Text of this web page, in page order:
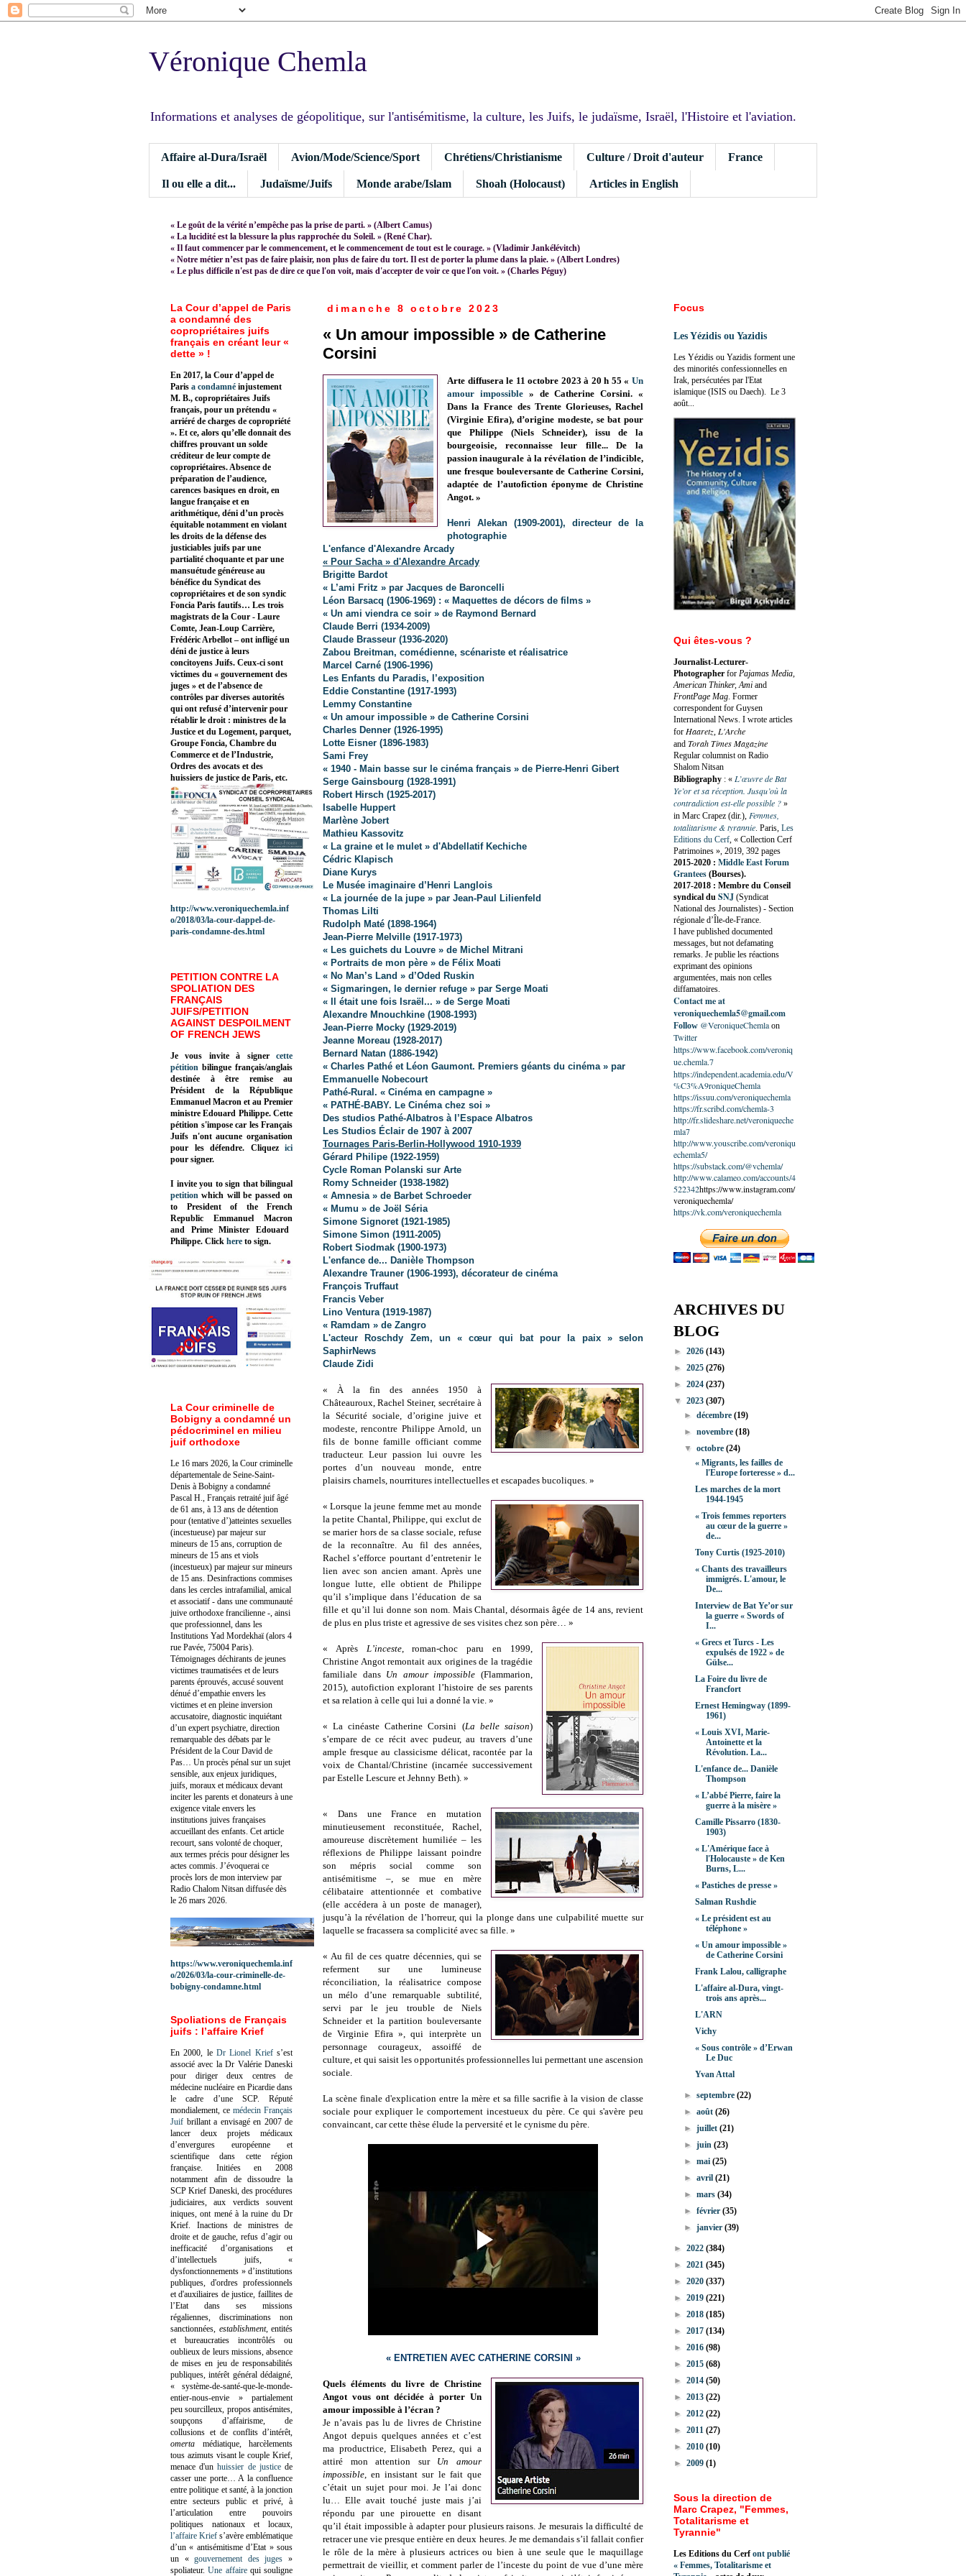
Véronique Chemla
Informations et analyses de géopolitique, sur l'antisémitisme, la culture, les Juifs, le judaïsme, Israël, l'Histoire et l'aviation.
Affaire al-Dura/Israël Avion/Mode/Science/Sport Chrétiens/Christianisme Culture / Droit d'auteur France
Il ou elle a dit... Judaïsme/Juifs Monde arabe/Islam Shoah (Holocaust) Articles in English
« Le goût de la vérité n’empêche pas la prise de parti. » (Albert Camus)
« La lucidité est la blessure la plus rapprochée du Soleil. » (René Char).
« Il faut commencer par le commencement, et le commencement de tout est le courage. » (Vladimir Jankélévitch)
« Notre métier n’est pas de faire plaisir, non plus de faire du tort. Il est de porter la plume dans la plaie. » (Albert Londres)
« Le plus difficile n'est pas de dire ce que l'on voit, mais d'accepter de voir ce que l'on voit. » (Charles Péguy)
dimanche 8 octobre 2023
« Un amour impossible » de Catherine
Corsini
Arte diffusera le 11 octobre 2023 à 20 h 55 « Un
amour impossible » de Catherine Corsini. «
Dans la France des Trente Glorieuses, Rachel
(Virginie Efira), d’origine modeste, se bat pour
que Philippe (Niels Schneider), issu de la
bourgeoisie, reconnaisse leur fille... De la
passion inaugurale à la révélation de l’indicible,
une fresque bouleversante de Catherine Corsini,
adaptée de l’autofiction éponyme de Christine
Angot. »
Henri Alekan (1909-2001), directeur de la
photographie
L'enfance d'Alexandre Arcady
« Pour Sacha » d'Alexandre Arcady
Brigitte Bardot
« L’ami Fritz » par Jacques de Baroncelli
Léon Barsacq (1906-1969) : « Maquettes de décors de films »
« Un ami viendra ce soir » de Raymond Bernard
Claude Berri (1934-2009)
Claude Brasseur (1936-2020)
Zabou Breitman, comédienne, scénariste et réalisatrice
Marcel Carné (1906-1996)
Les Enfants du Paradis, l’exposition
Eddie Constantine (1917-1993)
Lemmy Constantine
« Un amour impossible » de Catherine Corsini
Charles Denner (1926-1995)
Lotte Eisner (1896-1983)
Sami Frey
« 1940 - Main basse sur le cinéma français » de Pierre-Henri Gibert
Serge Gainsbourg (1928-1991)
Robert Hirsch (1925-2017)
Isabelle Huppert
Marlène Jobert
Mathieu Kassovitz
« La graine et le mulet » d'Abdellatif Kechiche
Cédric Klapisch
Diane Kurys
Le Musée imaginaire d’Henri Langlois
« La journée de la jupe » par Jean-Paul Lilienfeld
Thomas Lilti
Rudolph Maté (1898-1964)
Jean-Pierre Melville (1917-1973)
« Les guichets du Louvre » de Michel Mitrani
« Portraits de mon père » de Félix Moati
« No Man’s Land » d’Oded Ruskin
« Sigmaringen, le dernier refuge » par Serge Moati
« Il était une fois Israël... » de Serge Moati
Alexandre Mnouchkine (1908-1993)
Jean-Pierre Mocky (1929-2019)
Jeanne Moreau (1928-2017)
Bernard Natan (1886-1942)
« Charles Pathé et Léon Gaumont. Premiers géants du cinéma » par
Emmanuelle Nobecourt
Pathé-Rural. « Cinéma en campagne »
« PATHÉ-BABY. Le Cinéma chez soi »
Des studios Pathé-Albatros à l’Espace Albatros
Les Studios Éclair de 1907 à 2007
Tournages Paris-Berlin-Hollywood 1910-1939
Gérard Philipe (1922-1959)
Cycle Roman Polanski sur Arte
Romy Schneider (1938-1982)
« Amnesia » de Barbet Schroeder
« Mumu » de Joël Séria
Simone Signoret (1921-1985)
Simone Simon (1911-2005)
Robert Siodmak (1900-1973)
L'enfance de... Danièle Thompson
Alexandre Trauner (1906-1993), décorateur de cinéma
François Truffaut
Francis Veber
Lino Ventura (1919-1987)
« Ramdam » de Zangro
L'acteur Roschdy Zem, un « cœur qui bat pour la paix » selon
SaphirNews
Claude Zidi
« À la fin des années 1950 à
Châteauroux, Rachel Steiner, secrétaire à
la Sécurité sociale, d’origine juive et
modeste, rencontre Philippe Arnold, un
fils de bonne famille officiant comme
traducteur. Leur passion lui ouvre les
portes d’un nouveau monde, entre
plaisirs charnels, nourritures intellectuelles et escapades bucoliques. »
« Lorsque la jeune femme met au monde
la petite Chantal, Philippe, qui exclut de
se marier hors de sa classe sociale, refuse
de la reconnaître. Au fil des années,
Rachel s’efforce pourtant d’entretenir le
lien avec son ancien amant. Après une
longue lutte, elle obtient de Philippe
qu’il s’implique dans l’éducation de sa
fille et qu’il lui donne son nom. Mais Chantal, désormais âgée de 14 ans, revient
de plus en plus triste et agressive de ses visites chez son père… »
« Après L’inceste, roman-choc paru en 1999,
Christine Angot remontait aux origines de la tragédie
familiale dans Un amour impossible (Flammarion,
2015), autofiction explorant l’histoire de ses parents
et sa relation à celle qui lui a donné la vie. »
« La cinéaste Catherine Corsini (La belle saison)
s’empare de ce récit avec pudeur, au travers d’une
ample fresque au classicisme délicat, racontée par la
voix de Chantal/Christine (incarnée successivement
par Estelle Lescure et Jehnny Beth). »
« Dans une France en mutation
minutieusement reconstituée, Rachel,
amoureuse discrètement humiliée – les
réflexions de Philippe laissant poindre
son mépris social comme son
antisémitisme –, se mue en mère
célibataire attentionnée et combative
(elle accédera à un poste de manager),
jusqu’à la révélation de l’horreur, qui la plonge dans une culpabilité muette sur
laquelle se fracassera sa complicité avec sa fille. »
« Au fil de ces quatre décennies, qui se
referment sur une lumineuse
réconciliation, la réalisatrice compose
un mélo d’une remarquable subtilité,
servi par le jeu trouble de Niels
Schneider et la partition bouleversante
de Virginie Efira », qui interprète un
personnage courageux, assoiffé de
culture, et qui saisit les opportunités professionnelles lui permettant une ascension
sociale.
La scène finale d'explication entre la mère et sa fille sacrifie à la vision de classe
sociale pour expliquer le comportement incestueux du père. Ce qui s'avère peu
convaincant, car cette thèse élude la perversité et le cynisme du père.
« ENTRETIEN AVEC CATHERINE CORSINI »
Quels éléments du livre de Christine
Angot vous ont décidée à porter Un
amour impossible à l’écran ?
Je n’avais pas lu de livres de Christine
Angot depuis quelques années et c’est
ma productrice, Elisabeth Perez, qui a
attiré mon attention sur Un amour
impossible, en insistant sur le fait que
c’était un sujet pour moi. Je l’ai donc
lu… Elle avait touché juste mais j’ai
répondu par une pirouette en disant
qu’il était impossible à adapter pour plusieurs raisons. Je mesurais la difficulté de
retracer une vie presque entière en deux heures. Je me demandais s’il fallait confier
le rôle de la mère à plusieurs actrices ou bien à une seule que le maquillage
permettrait de vieillir, et comment parler de l’inceste du point de vue d’une mère
La Cour d’appel de Paris
a condamné des
copropriétaires juifs
français en créant leur «
dette » !
En 2017, la Cour d’appel de
Paris a condamné injustement
M. B., copropriétaires Juifs
français, pour un prétendu «
arriéré de charges de copropriété
». Et ce, alors qu’elle donnait des
chiffres prouvant un solde
créditeur de leur compte de
copropriétaires. Absence de
préparation de l’audience,
carences basiques en droit, en
langue française et en
arithmétique, déni d’un procès
équitable notamment en violant
les droits de la défense des
justiciables juifs par une
partialité choquante et par une
mansuétude généreuse au
bénéfice du Syndicat des
copropriétaires et de son syndic
Foncia Paris fautifs… Les trois
magistrats de la Cour - Laure
Comte, Jean-Loup Carrière,
Frédéric Arbellot – ont infligé un
déni de justice à leurs
concitoyens Juifs. Ceux-ci sont
victimes du « gouvernement des
juges » et de l’absence de
contrôles par diverses autorités
qui ont refusé d’intervenir pour
rétablir le droit : ministres de la
Justice et du Logement, parquet,
Groupe Foncia, Chambre du
Commerce et de l’Industrie,
Ordres des avocats et des
huissiers de justice de Paris, etc.
http://www.veroniquechemla.inf
o/2018/03/la-cour-dappel-de-
paris-condamne-des.html
PETITION CONTRE LA
SPOLIATION DES
FRANÇAIS
JUIFS/PETITION
AGAINST DESPOILMENT
OF FRENCH JEWS
Je vous invite à signer cette
pétition bilingue français/anglais
destinée à être remise au
Président de la République
Emmanuel Macron et au Premier
ministre Edouard Philippe. Cette
pétition s'impose car les Français
Juifs n'ont aucune organisation
pour les défendre. Cliquez
ici
pour signer.
I invite you to sign that bilingual
petition which will be passed on
to President of the French
Republic Emmanuel Macron
and Prime Minister Edouard
Philippe. Click here to sign.
La Cour criminelle de
Bobigny a condamné un
pédocriminel en milieu
juif orthodoxe
Le 16 mars 2026, la Cour criminelle
départementale de Seine-Saint-
Denis à Bobigny a condamné
Pascal H., Français retraité juif âgé
de 61 ans, à 13 ans de détention
pour (tentative d’)atteintes sexuelles
(incestueuse) par majeur sur
mineurs de 15 ans, corruption de
mineurs de 15 ans et viols
(incestueux) par majeur sur mineurs
de 15 ans. Desinfractions commises
dans les cercles intrafamilial, amical
et associatif - dans une communauté
juive orthodoxe francilienne -, ainsi
que professionnel, dans les
Institutions Yad Mordekhaï (alors 4
rue Pavée, 75004 Paris).
Témoignages déchirants de jeunes
victimes traumatisées et de leurs
parents éprouvés, accusé souvent
dénué d’empathie envers les
victimes et en pleine inversion
accusatoire, diagnostic inquiétant
d’un expert psychiatre, direction
remarquable des débats par le
Président de la Cour David de
Pas… Un procès pénal sur un sujet
sensible, aux enjeux juridiques,
juifs, moraux et médicaux devant
inciter les parents et donateurs à une
exigence vitale envers les
institutions juives françaises
accueillant des enfants. Cet article
recourt, sans volonté de choquer,
aux termes précis pour désigner les
actes commis. J’évoquerai ce
procès lors de mon interview par
Radio Chalom Nitsan diffusée dès
le 26 mars 2026.
https://www.veroniquechemla.inf
o/2026/03/la-cour-criminelle-de-
bobigny-condamne.html
Spoliations de Français
juifs : l’affaire Krief
En 2000, le Dr Lionel Kriefs’est
associé avec la Dr Valérie Daneski
pour diriger deux centres de
médecine nucléaire en Picardie dans
le cadre d’une SCP. Réputé
mondialement, ce médecin Français
Juif brillant a envisagé en 2007 de
lancer deux projets médicaux
d’envergures européenne et
scientifique dans cette région
française. Initiées en 2008
notamment afin de dissoudre la
SCP Krief Daneski, des procédures
judiciaires, aux verdicts souvent
iniques, ont mené à la ruine du Dr
Krief. Inactions de ministres de
droite et de gauche, refus d’agir ou
inefficacité d’organisations et
d’intellectuels juifs, «
dysfonctionnements » d’institutions
publiques, d'ordres professionnels
et d'auxiliaires de justice, faillites de
l’Etat dans ses missions
régaliennes, discriminations non
sanctionnées, establishment, entités
et bureaucraties incontrôlés ou
oublieux de leurs missions, absence
de mises en jeu de responsabilités
publiques, intérêt général dédaigné,
« système-de-santé-que-le-monde-
entier-nous-envie » partialement
peu sourcilleux, propos antisémites,
soupçons d’affairisme, de
collusions et de conflits d’intérêt,
omerta médiatique, harcèlements
tous azimuts visant le couple Krief,
menace d'unhuissier de justicede
casser une porte… A la confluence
entre politique et santé, à la jonction
entre secteurs public et privé, à
l’articulation entre pouvoirs
politiques nationaux et locaux,
l’affaire Krief s’avère emblématique
d’un « antisémitisme d’Etat » sous
un «gouvernement des juges »
spoliateur.Une affairequi souligne
Focus
Les Yézidis ou Yazidis
Les Yézidis ou Yazidis forment une
des minorités confessionnelles en
Irak, persécutées par l'Etat
islamique (ISIS ou Daech). Le 3
août...
Qui êtes-vous ?
Journalist-Lecturer-
Photographer for Pajamas Media,
American Thinker, Ami and
FrontPage Mag. Former
correspondent for Guysen
International News. I wrote articles
for Haaretz, L'Arche
and Torah Times Magazine
Regular columnist on Radio
Shalom Nitsan
Bibliography : « L’œuvre de Bat
Ye’or et sa réception. Jusqu’où la
contradiction est-elle possible ? »
in Marc Crapez (dir.), Femmes,
totalitarisme & tyrannie. Paris, Les
Editions du Cerf, « Collection Cerf
Patrimoines », 2019, 392 pages
2015-2020 : Middle East Forum
Grantees (Bourses).
2017-2018 : Membre du Conseil
syndical du SNJ (Syndicat
National des Journalistes) - Section
régionale d’Île-de-France.
I have published documented
messages, but not defamating
remarks. Je publie les réactions
exprimant des opinions
argumentées, mais non celles
diffamatoires.
Contact me at
veroniquechemla5@gmail.com
Follow @VeroniqueChemlaon
Twitter
https://www.facebook.com/veroniq
ue.chemla.7
https://independent.academia.edu/V
%C3%A9roniqueChemla
https://issuu.com/veroniquechemla
https://fr.scribd.com/chemla-3
http://fr.slideshare.net/veroniqueche
mla7
http://www.youscribe.com/veroniqu
echemla5/
https://substack.com/@vchemla/
http://www.calameo.com/accounts/4
522342https://www.instagram.com/
veroniquechemla/
https://vk.com/veroniquechemla
ARCHIVES DU
BLOG
► 2026 (143)
► 2025 (276)
► 2024 (237)
▼ 2023 (307)
►décembre(19)
►novembre(18)
▼octobre(24)
« Migrants, les failles de
l'Europe forteresse » d...
Les marches de la mort
1944-1945
« Trois femmes reporters
au cœur de la guerre »
de...
Tony Curtis (1925-2010)
« Chants des travailleurs
immigrés. L'amour, le
De...
Interview de Bat Ye’or sur
la guerre « Swords of
I...
« Grecs et Turcs - Les
expulsés de 1922 » de
Gülse...
La Foire du livre de
Francfort
Ernest Hemingway (1899-
1961)
« Louis XVI, Marie-
Antoinette et la
Révolution. La...
L'enfance de... Danièle
Thompson
« L’abbé Pierre, faire la
guerre à la misère »
Camille Pissarro (1830-
1903)
« L'Amérique face à
l'Holocauste » de Ken
Burns, L...
« Pastiches de presse »
Salman Rushdie
« Le président est au
téléphone »
« Un amour impossible »
de Catherine Corsini
Frank Lalou, calligraphe
L'affaire al-Dura, vingt-
trois ans après...
L'ARN
Vichy
« Sous contrôle » d’Erwan
Le Duc
Yvan Attal
►septembre(22)
►août(26)
►juillet(21)
►juin(23)
►mai(25)
►avril(21)
►mars(34)
►février(35)
►janvier(39)
► 2022 (384)
► 2021 (345)
► 2020 (337)
► 2019 (221)
► 2018 (185)
► 2017 (134)
► 2016 (98)
► 2015 (68)
► 2014 (50)
► 2013 (22)
► 2012 (22)
► 2011 (27)
► 2010 (10)
► 2009 (1)
Sous la direction de
Marc Crapez, "Femmes,
Totalitarisme et
Tyrannie"
Les Editions du Cerfont publié
« Femmes, Totalitarisme et